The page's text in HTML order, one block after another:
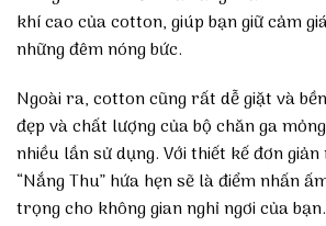
khí cao của cotton, giúp bạn giữ cảm
những đêm nóng bức.
Ngoài ra, cotton cũng rất dễ giặt và
đẹp và chất lượng của bộ chăn ga
nhiều lần sử dụng. Với thiết kế đơn
“Nắng Thu” hứa hẹn sẽ là điểm nhấn
trọng cho không gian nghỉ ngơi của bạn.